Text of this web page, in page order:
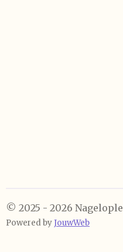
© 2025 - 2026
Powered byJouwWeb